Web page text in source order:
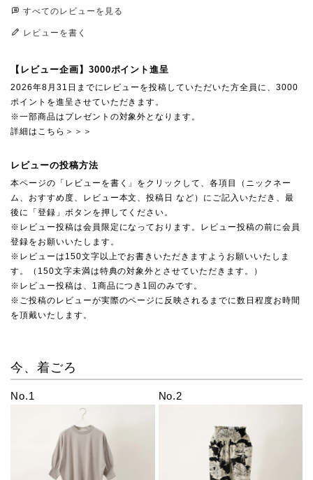
すべてのレビューを見る
レビューを書く
【レビュー企画】3000ポイント進呈
2026年8月31日までにレビューを投稿していただいた方全員に、3000
ポイントを進呈させていただきます。
※一部商品はプレゼントの対象外となります。
詳細はこちら＞＞＞
レビューの投稿方法
本ページの「レビューを書く」をクリックして、各項目（ニックネー
ム、おすすめ度、レビュー本文、投稿日 など）にご記入いただき、最
後に「登録」ボタンを押してください。
※レビュー投稿は会員限定になっております。レビュー投稿の前に会員
登録をお願いいたします。
※レビューは150文字以上でお書きいただきますようお願いいたしま
す。（150文字未満は特典の対象外とさせていただきます。）
※レビュー投稿は、1商品につき1回のみです。
※ご投稿のレビューが実際のページに反映されるまでに数日程度お時間
を頂戴いたします。
今、着ごろ
No.1 No.2